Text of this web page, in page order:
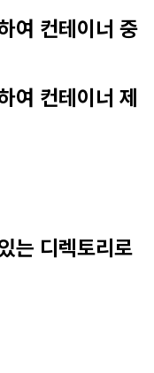
컨테이너 중
컨테이너 제
디렉토리로